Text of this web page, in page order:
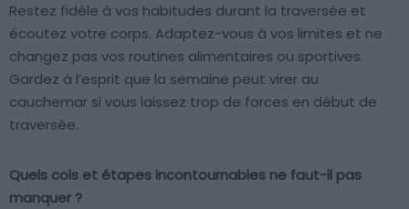
Restez fidèle à vos habitudes durant la traversée et
écoutez votre corps. Adaptez-vous à vos limites et ne
changez pas vos routines alimentaires ou sportives.
Gardez à l’esprit que la semaine peut virer au
cauchemar si vous laissez trop de forces en début de
traversée.
Quels cols et étapes incontournables ne faut-il pas
manquer ?